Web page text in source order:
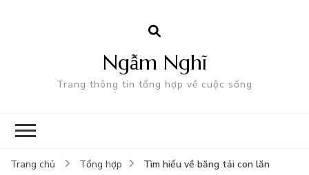
Ngẫm Nghĩ
Trang thông tin tổng hợp về cuộc sống
Trang chủ Tổng hợp Tìm hiểu về băng tải con lăn